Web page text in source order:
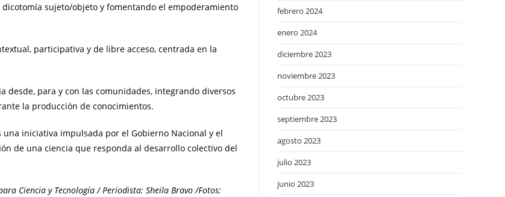
sujeto/objeto y fomentando el empoderamiento
participativa y de libre acceso, centrada en la
para y con las comunidades, integrando diversos
la producción de conocimientos.
iniciativa impulsada por el Gobierno Nacional y el
de una ciencia que responda al desarrollo colectivo del
Ciencia y Tecnología / Periodista: Sheila Bravo /Fotos:
febrero 2024
enero 2024
diciembre 2023
noviembre 2023
octubre 2023
septiembre 2023
agosto 2023
julio 2023
junio 2023